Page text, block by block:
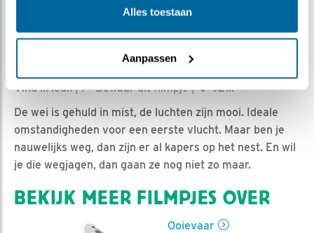
Alles toestaan
Aanpassen
Kauwen willen nest al
inpikken
Vind ik leuk| Bewaar dit filmpje|
921x
De wei is gehuld in mist, de luchten zijn mooi. Ideale
omstandigheden voor een eerste vlucht. Maar ben je
nauwelijks weg, dan zijn er al kapers op het nest. En wil
je die wegjagen, dan gaan ze nog niet zo maar.
BEKIJK MEER FILMPJES OVER
Ooievaar